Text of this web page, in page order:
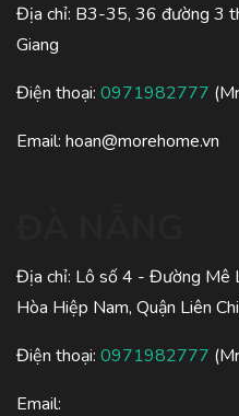
Địa chỉ: B3-35, 36 đường 3
Giang
Điện thoại: 0971982777
Email: hoan@morehome.vn
Địa chỉ: Lô số 4 - Đường Mê
Hòa Hiệp Nam, Quận Liên
Điện thoại: 0971982777
Email: